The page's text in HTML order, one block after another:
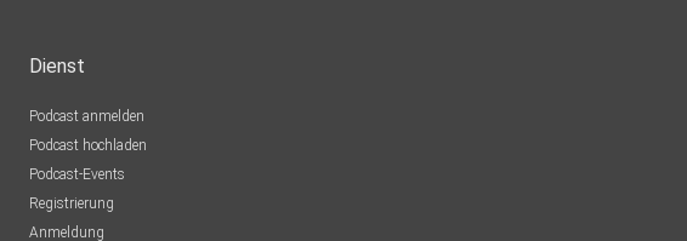
Dienst
Podcast anmelden
Podcast hochladen
Podcast-Events
Registrierung
Anmeldung